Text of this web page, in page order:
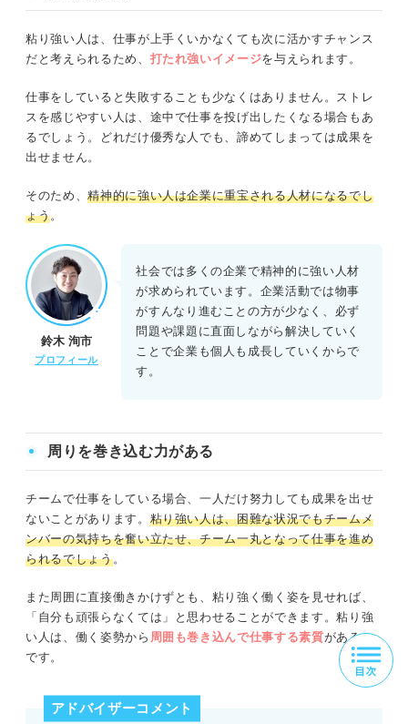
粘り強い人は、仕事が上手くいかなくても次に活かすチャンス
だと考えられるため、 打たれ強いイメージを与えられます。
仕事をしていると失敗することも少なくはありません。ストレ
スを感じやすい人は、途中で仕事を投げ出したくなる場合もあ
るでしょう。どれだけ優秀な人でも、諦めてしまっては成果を
出せません。
そのため、精神的に強い人は企業に重宝される人材になるでし
ょう。
鈴木 洵市
プロフィール
社会では多くの企業で精神的に強い人材
が求められています。企業活動では物事
がすんなり進むことの方が少なく、必ず
問題や課題に直面しながら解決していく
ことで企業も個人も成長していくからで
す。
周りを巻き込む力がある
チームで仕事をしている場合、一人だけ努力しても成果を出せ
ないことがあります。 粘り強い人は、困難な状況でもチームメ
ンバーの気持ちを奮い立たせ、チーム一丸となって仕事を進め
られるでしょう。
また周囲に直接働きかけずとも、粘り強く働く姿を見せれば、
「自分も頑張らなくては」と思わせることができます。粘り強
い人は、働く姿勢から 周囲も巻き込んで仕事する素質があるの
です。
アドバイザーコメント